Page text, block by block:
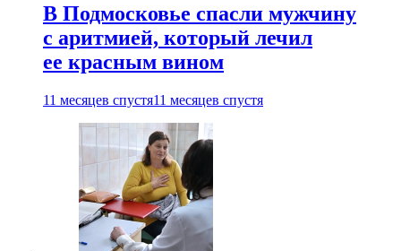
В Подмосковье спасли мужчину
с аритмией, который лечил
ее красным вином
11 месяцев спустя11 месяцев спустя